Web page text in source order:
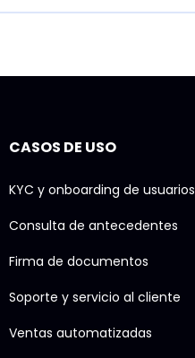
CASOS DE USO
KYC y onboarding de usuarios
Consulta de antecedentes
Firma de documentos
Soporte y servicio al cliente
Ventas automatizadas